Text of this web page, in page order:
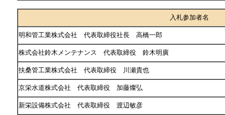
入札参加者名
明和管工業株式会社 代表取締役社長 高橋一郎
株式会社鈴木メンテナンス 代表取締役 鈴木明廣
扶桑管工業株式会社 代表取締役 川瀬貴也
京栄水道株式会社 代表取締役 加藤燦弘
新栄設備株式会社 代表取締役 渡辺敏彦